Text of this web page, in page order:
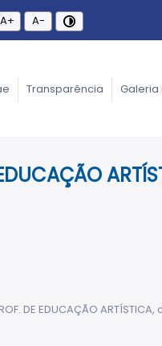
A+ A-
Transparência Galeria
PROF. DE EDUCAÇÃO